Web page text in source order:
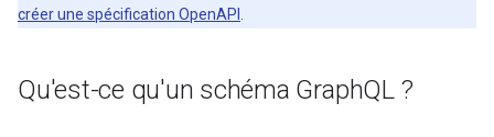
créer une spécification OpenAPI .
Qu'est-ce qu'un schéma GraphQL ?